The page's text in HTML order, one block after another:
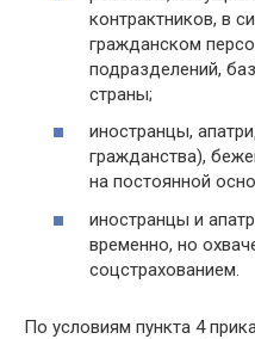
контрактников, в
гражданском
подразделений,
страны;
иностранцы,
гражданства),
на постоянной
иностранцы и
временно, но
соцстрахованием.
По условиям пункта 4